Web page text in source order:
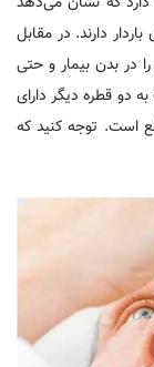
دارند. در مقابل
در بدن بیمار و حتی
دو قطره دیگر دارای
است. توجه کنید که